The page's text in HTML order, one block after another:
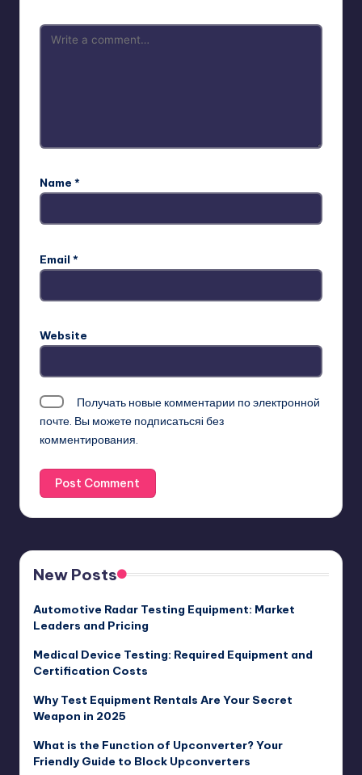
Name *
Email *
Website
Получать новые комментарии по электронной
почте. Вы можете подписатьсяi без
комментирования.
New Posts
Automotive Radar Testing Equipment: Market
Leaders and Pricing
Medical Device Testing: Required Equipment and
Certification Costs
Why Test Equipment Rentals Are Your Secret
Weapon in 2025
What is the Function of Upconverter? Your
Friendly Guide to Block Upconverters